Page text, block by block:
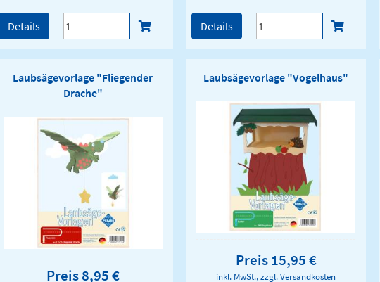
Details Details
Laubsägevorlage "Fliegender
Drache"
Preis 8,95 €
Laubsägevorlage "Vogelhaus"
Preis 15,95 €
inkl. MwSt., zzgl.Versandkosten